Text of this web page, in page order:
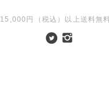
15,000円（税込）以上送料無